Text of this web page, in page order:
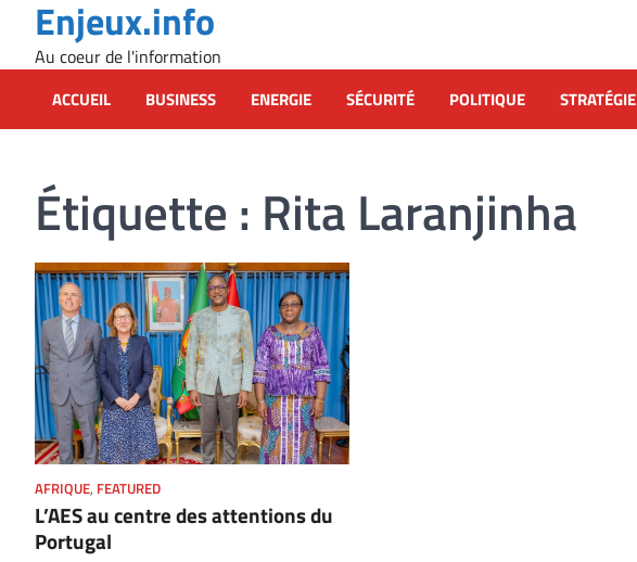
content
Enjeux.info
Au coeur de l'information
ACCUEIL BUSINESS ENERGIE SÉCURITÉ POLITIQUE STRATÉGIE
Étiquette : Rita Laranjinha
AFRIQUE, FEATURED
L’AES au centre des attentions du
Portugal